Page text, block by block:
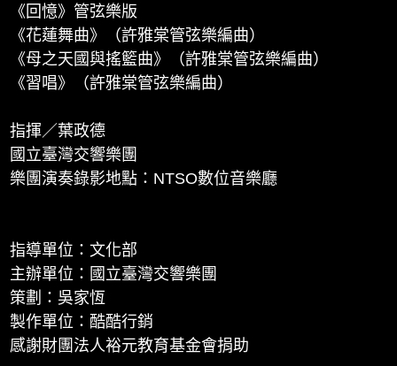
《回憶》管弦樂版
《花蓮舞曲》（許雅棠管弦樂編曲）
《母之天國與搖籃曲》（許雅棠管弦樂編曲）
《習唱》（許雅棠管弦樂編曲）
指揮／葉政德
國立臺灣交響樂團
樂團演奏錄影地點：NTSO數位音樂廳
指導單位：文化部
主辦單位：國立臺灣交響樂團
策劃：吳家恆
製作單位：酷酷行銷
感謝財團法人裕元教育基金會捐助